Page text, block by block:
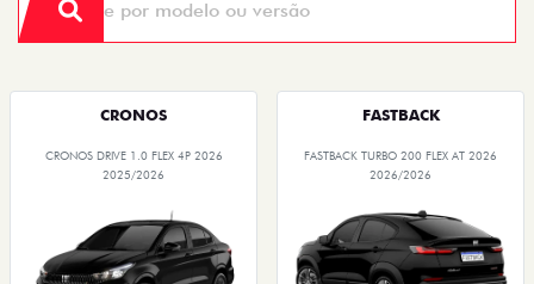
CRONOS
CRONOS DRIVE 1.0 FLEX 4P 2026
2025/2026
FASTBACK
FASTBACK TURBO 200 FLEX AT 2026
2026/2026